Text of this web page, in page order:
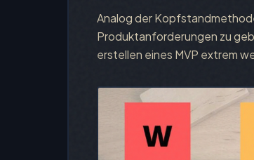
Analog der
Produktanforderungen zu
erstellen eines MVP extrem